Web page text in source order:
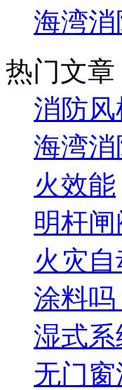
海湾
热门文章
消防
海湾
火效能
明杆
火灾
涂料吗
湿式
无门